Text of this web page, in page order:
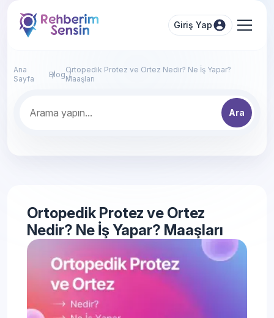
Giriş Yap
Ana
Sayfa
BlogOrtopedik Protez ve Ortez Nedir? Ne İş Yapar?
Maaşları
Ara
Ortopedik Protez ve Ortez
Nedir? Ne İş Yapar? Maaşları